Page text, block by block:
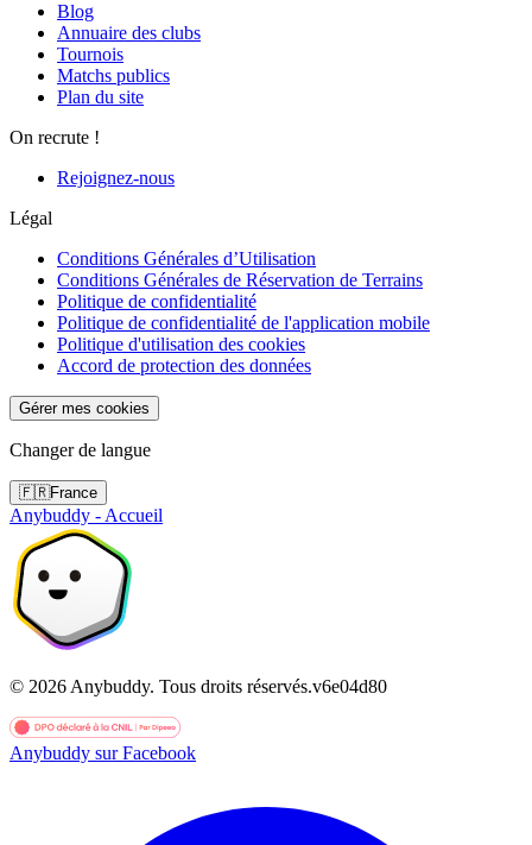
Blog
Annuaire des clubs
Tournois
Matchs publics
Plan du site
On recrute !
Rejoignez-nous
Légal
Conditions Générales d’Utilisation
Conditions Générales de Réservation de Terrains
Politique de confidentialité
Politique de confidentialité de l'application mobile
Politique d'utilisation des cookies
Accord de protection des données
Gérer mes cookies
Changer de langue
🇫🇷France
Anybuddy - Accueil
© 2026Anybuddy. Tous droits réservés.v6e04d80
Anybuddy sur Facebook